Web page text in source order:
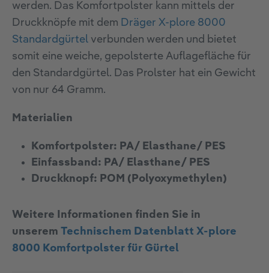
werden. Das Komfortpolster kann mittels der
Druckknöpfe mit dem Dräger X-plore 8000
Standardgürtel verbunden werden und bietet
somit eine weiche, gepolsterte Auflagefläche für
den Standardgürtel. Das Prolster hat ein Gewicht
von nur 64 Gramm.
Materialien
Komfortpolster: PA/ Elasthane/ PES
Einfassband: PA/ Elasthane/ PES
Druckknopf: POM (Polyoxymethylen)
Weitere Informationen finden Sie in
unserem Technischem Datenblatt X-plore
8000 Komfortpolster für Gürtel